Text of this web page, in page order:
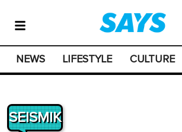
NEWS LIFESTYLE CULTURE
SEISMIK